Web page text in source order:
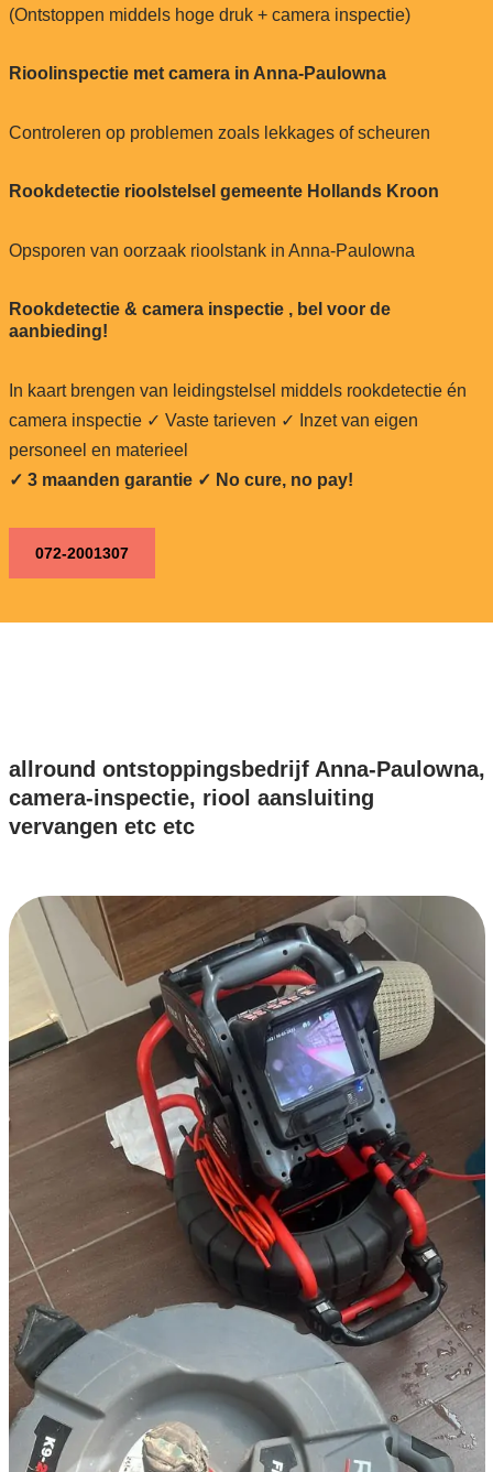
(Ontstoppen middels hoge druk + camera inspectie)
Rioolinspectie met camera in Anna-Paulowna
Controleren op problemen zoals lekkages of scheuren
Rookdetectie rioolstelsel gemeente Hollands Kroon
Opsporen van oorzaak rioolstank in Anna-Paulowna
Rookdetectie & camera inspectie , bel voor de
aanbieding!
In kaart brengen van leidingstelsel middels rookdetectie én
camera inspectie ✓ Vaste tarieven ✓ Inzet van eigen
personeel en materieel
✓ 3 maanden garantie ✓ No cure, no pay!
072-2001307
allround ontstoppingsbedrijf Anna-Paulowna,
camera-inspectie, riool aansluiting
vervangen etc etc